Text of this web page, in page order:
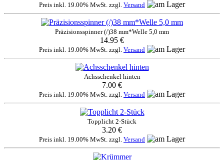
Preis inkl. 19.00% MwSt. zzgl. Versand
Präzisionsspinner (/)38 mm*Welle 5,0 mm
14.95 €
Preis inkl. 19.00% MwSt. zzgl. Versand
Achsschenkel hinten
7.00 €
Preis inkl. 19.00% MwSt. zzgl. Versand
Topplicht 2-Stück
3.20 €
Preis inkl. 19.00% MwSt. zzgl. Versand